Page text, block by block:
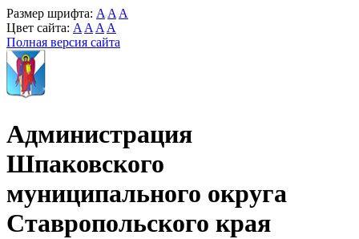
Размер шрифта: A A A
Цвет сайта: A A A A
Полная версия сайта
Администрация
Шпаковского
муниципального округа
Ставропольского края